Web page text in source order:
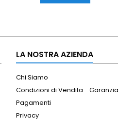
LA NOSTRA AZIENDA
Chi Siamo
Condizioni di Vendita -
Pagamenti
Privacy